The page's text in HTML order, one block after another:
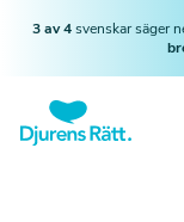
3 av 4svenskar säger